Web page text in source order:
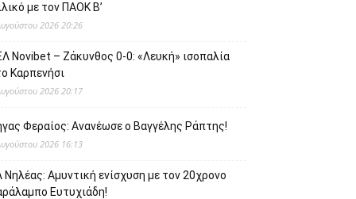
με τον ΠΑΟΚ Β’
2026 20:26
Novibet – Ζάκυνθος 0-0: «Λευκή» ισοπαλία
Καρπενήσι
2026 20:17
Φεραίος: Ανανέωσε ο Βαγγέλης Ράπτης!
2026 16:13
Νηλέας: Αμυντική ενίσχυση με τον 20χρονο
Ευτυχιάδη!